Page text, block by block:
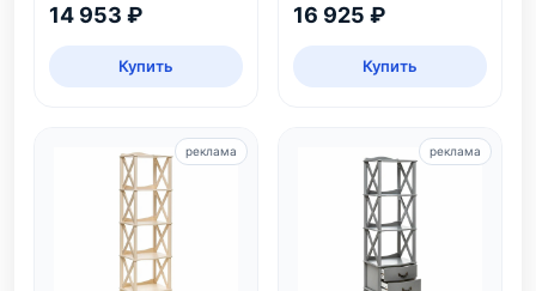
14 953 ₽
Купить
16 925 ₽
Купить
реклама реклама